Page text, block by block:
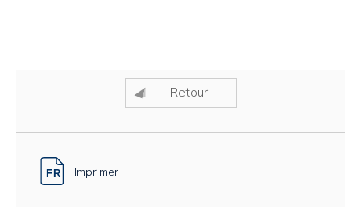
Retour
Imprimer